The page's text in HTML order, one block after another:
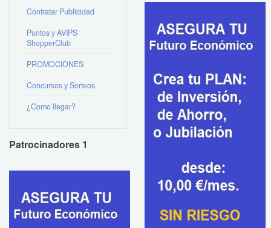
Contratar Publicidad
Puntos y AVIPS
ShopperClub
PROMOCIONES
Concursos y Sorteos
¿Como llegar?
Patrocinadores 1